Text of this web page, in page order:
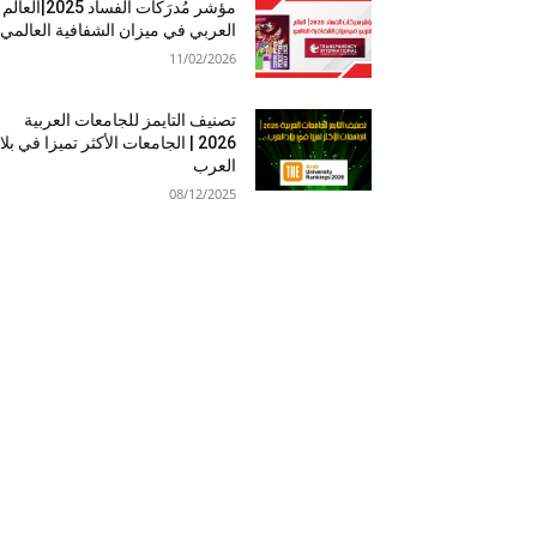
مؤشر مُدرَكات الفساد 2025|العالم
العربي في ميزان الشفافية العالمي
11/02/2026
تصنيف التايمز للجامعات العربية
2026 | الجامعات الأكثر تميزا في
العرب
08/12/2025